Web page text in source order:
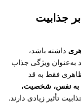
جذابیت
داشته باشد،
به‌عنوان ویژگی جذاب
فقط به قد
به نفس، شخصیت،
تأثیر زیادی دارند.